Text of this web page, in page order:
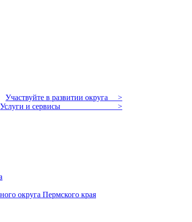
Участвуйте в развитии округа >
Услуги и сервисы >
округа Пермского края